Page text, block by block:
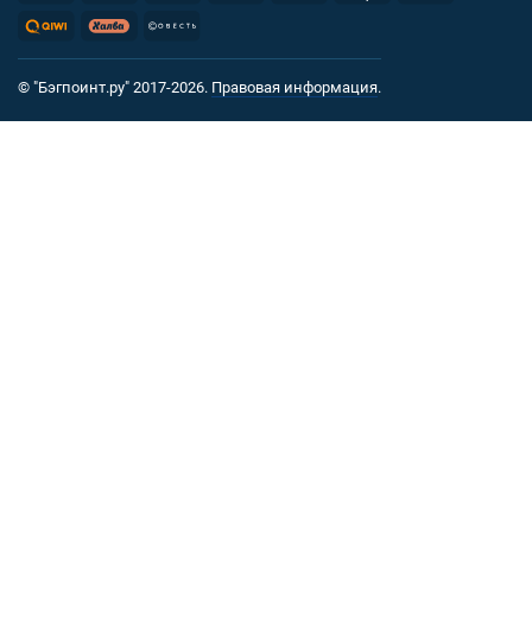
© "Бэгпоинт.ру" 2017-2026. Правовая информация.